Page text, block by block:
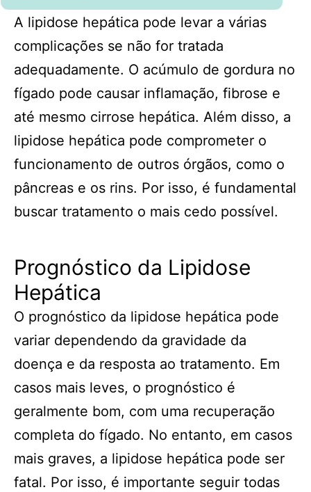
A lipidose hepática pode levar a várias
complicações se não for tratada
adequadamente. O acúmulo de gordura no
fígado pode causar inflamação, fibrose e
até mesmo cirrose hepática. Além disso, a
lipidose hepática pode comprometer o
funcionamento de outros órgãos, como o
pâncreas e os rins. Por isso, é fundamental
buscar tratamento o mais cedo possível.
Prognóstico da Lipidose
Hepática
O prognóstico da lipidose hepática pode
variar dependendo da gravidade da
doença e da resposta ao tratamento. Em
casos mais leves, o prognóstico é
geralmente bom, com uma recuperação
completa do fígado. No entanto, em casos
mais graves, a lipidose hepática pode ser
fatal. Por isso, é importante seguir todas